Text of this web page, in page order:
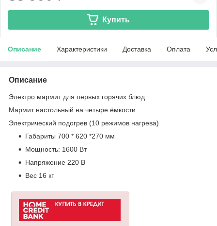
Купить
Описание Характеристики Доставка Оплата
Описание
Электро мармит для первых горячих блюд
Мармит настольный на четыре ёмкости.
Электрический подогрев (10 режимов нагрева)
Габариты 700 * 620 *270 мм
Мощность: 1600 Вт
Напряжение 220 В
Вес 16 кг